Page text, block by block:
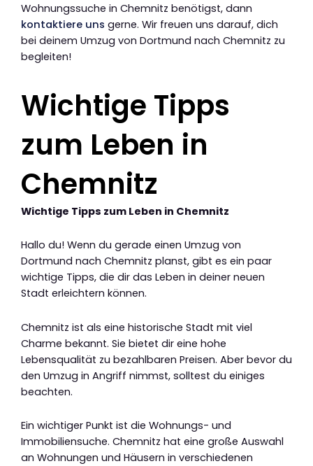
Wohnungssuche in Chemnitz benötigst, dann
kontaktiere uns gerne. Wir freuen uns darauf, dich
bei deinem Umzug von Dortmund nach Chemnitz zu
begleiten!
Wichtige Tipps
zum Leben in
Chemnitz
Wichtige Tipps zum Leben in Chemnitz
Hallo du! Wenn du gerade einen Umzug von
Dortmund nach Chemnitz planst, gibt es ein paar
wichtige Tipps, die dir das Leben in deiner neuen
Stadt erleichtern können.
Chemnitz ist als eine historische Stadt mit viel
Charme bekannt. Sie bietet dir eine hohe
Lebensqualität zu bezahlbaren Preisen. Aber bevor du
den Umzug in Angriff nimmst, solltest du einiges
beachten.
Ein wichtiger Punkt ist die Wohnungs- und
Immobiliensuche. Chemnitz hat eine große Auswahl
an Wohnungen und Häusern in verschiedenen